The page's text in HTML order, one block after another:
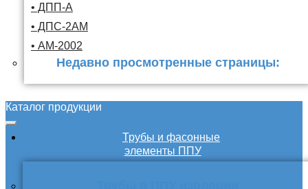
• ДПП-А
• ДПС-2АМ
• АМ-2002
Недавно просмотренные страницы:
Каталог продукции
Трубы и фасонные
элементы ППУ